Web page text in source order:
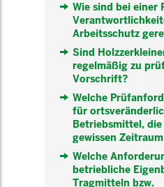
Wie sind bei einer
Arbeitsschutz
Sind
regelmäßig zu
Vorschrift?
Welche
für
Betriebsmittel,
gewissen
Welche
betriebliche
Tragmitteln bzw.